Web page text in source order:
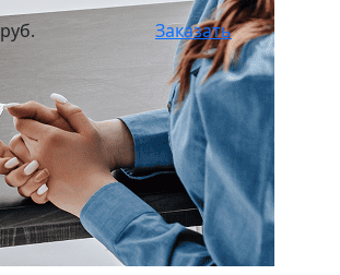
Заказать